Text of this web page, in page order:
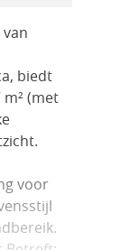
biedt
(met
voor